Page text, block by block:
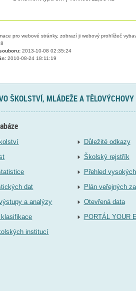
pro webové stránky, zobrazí ji webový prohlížeč
2013-10-08 02:35:24
2010-08-24 18:11:19
ŠKOLSTVÍ, MLÁDEŽE A TĚLOVÝCHOVY
dat
a analýzy
institucí
Důležité odkazy
Školský rejstřík
Přehled
Plán veřejných
Otevřená data
PORTÁL YOUR